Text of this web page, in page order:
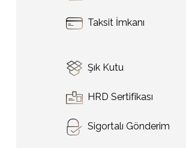
Taksit İmkanı
Şık Kutu
HRD Sertifikası
Sigortalı Gönderim